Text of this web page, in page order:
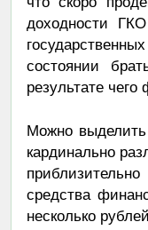
доходности
состоянии
результате
Можно
кардинально
средства
несколько